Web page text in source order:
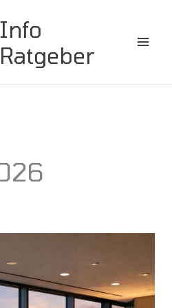
Info
Ratgeber